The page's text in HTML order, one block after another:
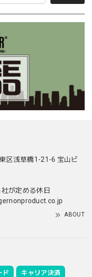
区浅草橋1-21-6 宝山ビ
が定める休日
ABOUT
ド キャリア決済